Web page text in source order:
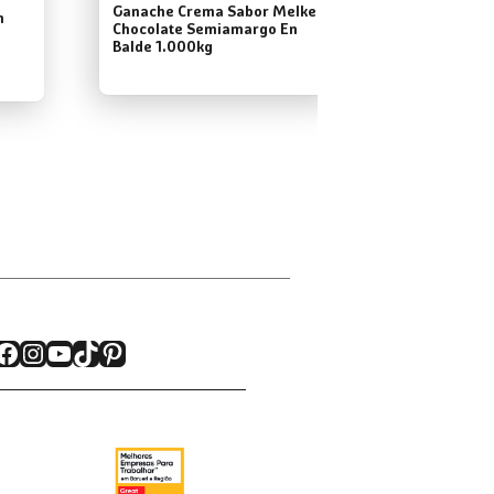
Ganache Crema Sabor Melken
Chocolate Semiamargo En
Balde 1.000kg
Instagram
YouTube
TikTok
Pinterest